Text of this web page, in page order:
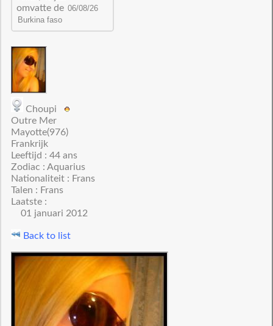
omvatte de
Choupi
Outre Mer
Mayotte(976)
Frankrijk
Leeftijd : 44 ans
Zodiac : Aquarius
Nationaliteit : Frans
Talen : Frans
Laatste :
01 januari 2012
Back to list